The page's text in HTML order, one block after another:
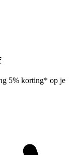
5% korting* op je